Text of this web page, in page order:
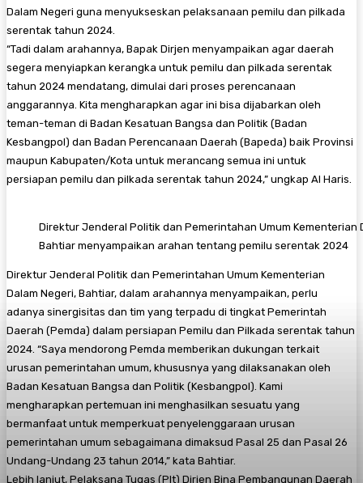
Dalam Negeri guna menyukseskan pelaksanaan pemilu dan pilkada
serentak tahun 2024.
“Tadi dalam arahannya, Bapak Dirjen menyampaikan agar daerah
segera menyiapkan kerangka untuk pemilu dan pilkada serentak
tahun 2024 mendatang, dimulai dari proses perencanaan
anggarannya. Kita mengharapkan agar ini bisa dijabarkan oleh
teman-teman di Badan Kesatuan Bangsa dan Politik (Badan
Kesbangpol) dan Badan Perencanaan Daerah (Bapeda) baik Provinsi
maupun Kabupaten/Kota untuk merancang semua ini untuk
persiapan pemilu dan pilkada serentak tahun 2024,” ungkap Al Haris.
Direktur Jenderal Politik dan Pemerintahan Umum Kementerian
Bahtiar menyampaikan arahan tentang pemilu serentak 2024
Direktur Jenderal Politik dan Pemerintahan Umum Kementerian
Dalam Negeri, Bahtiar, dalam arahannya menyampaikan, perlu
adanya sinergisitas dan tim yang terpadu di tingkat Pemerintah
Daerah (Pemda) dalam persiapan Pemilu dan Pilkada serentak tahun
2024. “Saya mendorong Pemda memberikan dukungan terkait
urusan pemerintahan umum, khususnya yang dilaksanakan oleh
Badan Kesatuan Bangsa dan Politik (Kesbangpol). Kami
mengharapkan pertemuan ini menghasilkan sesuatu yang
bermanfaat untuk memperkuat penyelenggaraan urusan
pemerintahan umum sebagaimana dimaksud Pasal 25 dan Pasal 26
Undang-Undang 23 tahun 2014,” kata Bahtiar.
Lebih lanjut, Pelaksana Tugas (Plt) Dirjen Bina Pembangunan Daerah